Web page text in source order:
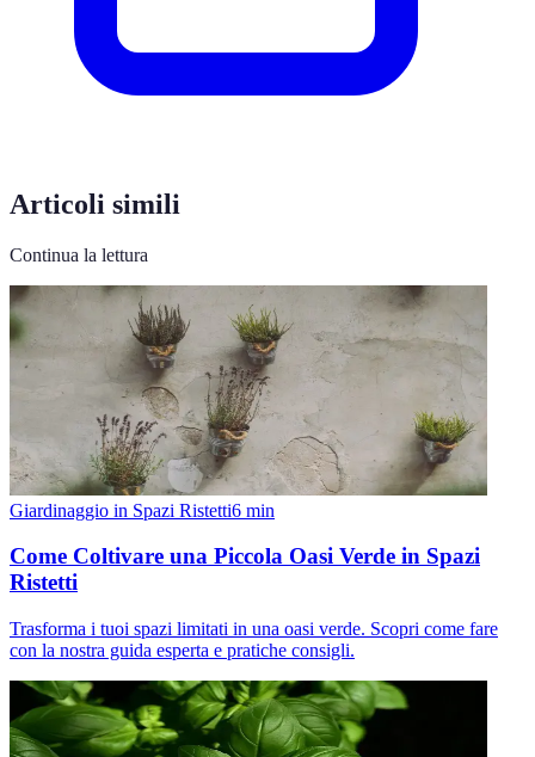
Articoli simili
Continua la lettura
Giardinaggio in Spazi Ristetti6 min
Come Coltivare una Piccola Oasi Verde in Spazi
Ristetti
Trasforma i tuoi spazi limitati in una oasi verde. Scopri come fare
con la nostra guida esperta e pratiche consigli.